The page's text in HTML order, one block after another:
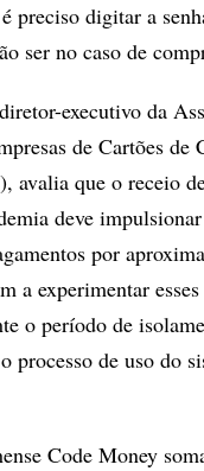
preciso digitar a
ser no caso de
executivo da
de Cartões de
avalia que o receio
deve
por
a experimentar
o período de
processo de uso do
Code Money